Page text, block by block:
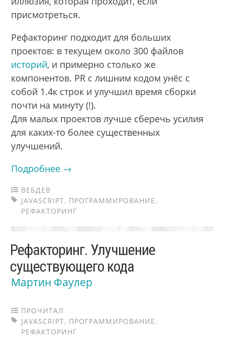
присмотреться.
Рефакторинг подходит для больших
проектов: в текущем около 300 файлов
историй, и примерно столько же
компонентов. PR с лишним кодом унёс с
собой 1.4к строк и улучшил время сборки
почти на минуту (!).
Для малых проектов лучше сберечь усилия
для каких-то более существенных
улучшений.
Подробнее →
ВЕБДЕВ
JAVASCRIPT, ПРОГРАММИРОВАНИЕ,
РЕФАКТОРИНГ
Рефакторинг. Улучшение
существующего кода
Мартин Фаулер
ПРОЧИТАЛ
JAVASCRIPT, ПРОГРАММИРОВАНИЕ,
РЕФАКТОРИНГ